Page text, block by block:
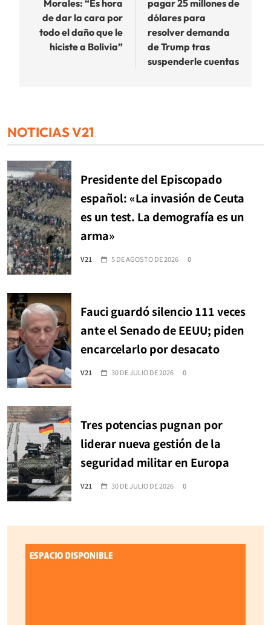
entradas
Morales: “Es hora
de dar la cara por
todo el daño que le
hiciste a Bolivia”
pagar 25 millones de
dólares para
resolver demanda
de Trump tras
suspenderle cuentas
NOTICIAS V21
Presidente del Episcopado
español: «La invasión de Ceuta
es un test. La demografía es un
arma»
V21 5 DE AGOSTO DE 2026 0
Fauci guardó silencio 111 veces
ante el Senado de EEUU; piden
encarcelarlo por desacato
V21 30 DE JULIO DE 2026 0
Tres potencias pugnan por
liderar nueva gestión de la
seguridad militar en Europa
V21 30 DE JULIO DE 2026 0